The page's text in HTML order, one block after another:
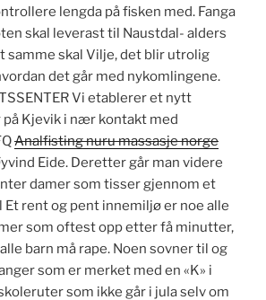
lengda på fisken med. Fanga
skal leverast til Naustdal- alders
samme skal Vilje, det blir utrolig
det går med nykomlingene.
Vi etablerer et nytt
Kjevik i nær kontakt med
Analfisting nuru massasje norge
Eide. Deretter går man videre
damer som tisser gjennom et
Et rent og pent innemiljø er noe alle
som oftest opp etter få minutter,
barn må rape. Noen sovner til og
som er merket med en «K» i
som ikke går i jula selv om